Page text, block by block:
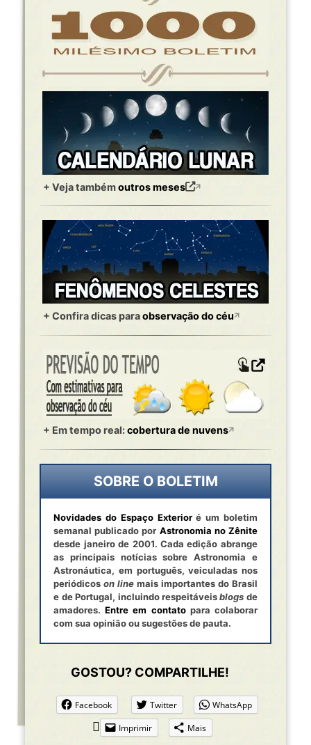
+ Veja tambémoutros meses
+ Confira dicas paraobservação do céu
+ Em tempo real:cobertura de nuvens
SOBRE O BOLETIM
Novidades do Espaço Exterioré um boletim
semanal publicado por Astronomia no Zênite
desde janeiro de 2001. Cada edição abrange
as principais notícias sobre Astronomia e
Astronáutica, em português, veiculadas nos
periódicoson line mais importantes do Brasil
e de Portugal, incluindo respeitáveisblogs de
amadores.Entre em contatopara colaborar
com sua opinião ou sugestões de pauta.
GOSTOU? COMPARTILHE!
Facebook Twitter
WhatsApp
Imprimir
Mais